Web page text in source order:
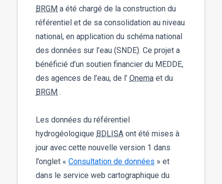
BRGM a été chargé de la construction du
référentiel et de sa consolidation au niveau
national, en application du schéma national
des données sur l’eau (SNDE). Ce projet a
bénéficié d’un soutien financier du MEDDE,
des agences de l’eau, de l’ Onema et du
BRGM .
Les données du référentiel
hydrogéologique BDLISA ont été mises à
jour avec cette nouvelle version 1 dans
l’onglet « Consultation de données » et
dans le service web cartographique du